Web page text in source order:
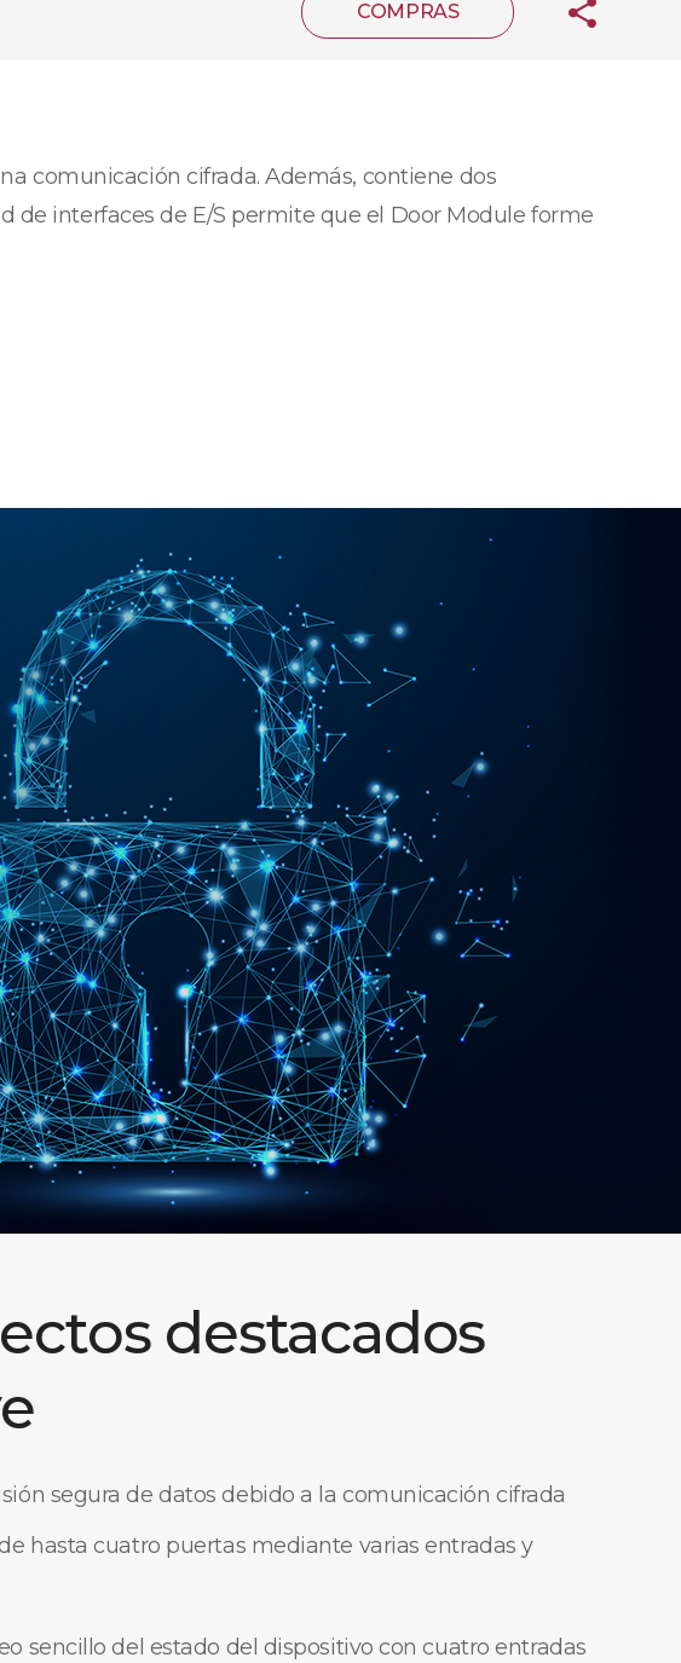
COMPRAS
comunicación cifrada. Además, contiene dos
de interfaces de E/S permite que el Door Module forme
destacados
segura de datos debido a la comunicación cifrada
hasta cuatro puertas mediante varias entradas y
sencillo del estado del dispositivo con cuatro entradas